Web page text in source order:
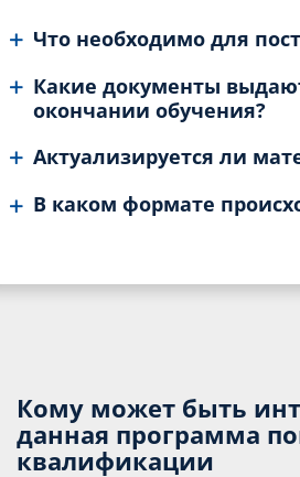
Что необходимо для
Какие документы
окончании обучения?
Актуализируется ли
В каком формате
Кому может быть
данная программа
квалификации